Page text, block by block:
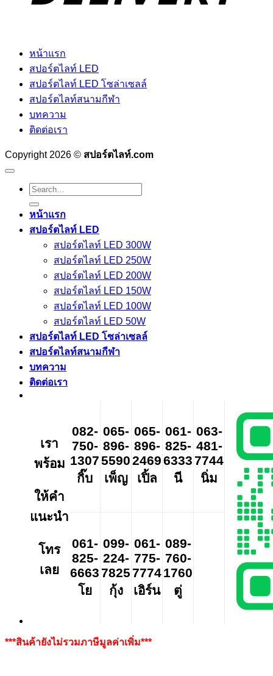
หน้าแรก
สปอร์ตไลท์ LED
สปอร์ตไลท์ LED โซล่าเซลล์
สปอร์ตไลท์สนามกีฬา
บทความ
ติดต่อเรา
Copyright 2026 © สปอร์ตไลท์.com
Search
for:
หน้าแรก
สปอร์ตไลท์ LED
สปอร์ตไลท์ LED 300W
สปอร์ตไลท์ LED 250W
สปอร์ตไลท์ LED 200W
สปอร์ตไลท์ LED 150W
สปอร์ตไลท์ LED 100W
สปอร์ตไลท์ LED 50W
สปอร์ตไลท์ LED โซล่าเซลล์
สปอร์ตไลท์สนามกีฬา
บทความ
ติดต่อเรา
เรา
พร้อม
ให้คำ
แนะนำ
โทร
เลย
082-
750-
1307
กิ๊บ
065-
896-
5590
เพ็ญ
065-
896-
2469
เปิ้ล
061-
825-
6333
นี
063-
481-
7744
นิ่ม
061-
825-
6663
โย
099-
224-
7825
กุ้ง
061-
775-
7774
เอิร์น
089-
760-
1760
ตู่
***สินค้ายังไม่รวมภาษีมูลค่าเพิ่ม***